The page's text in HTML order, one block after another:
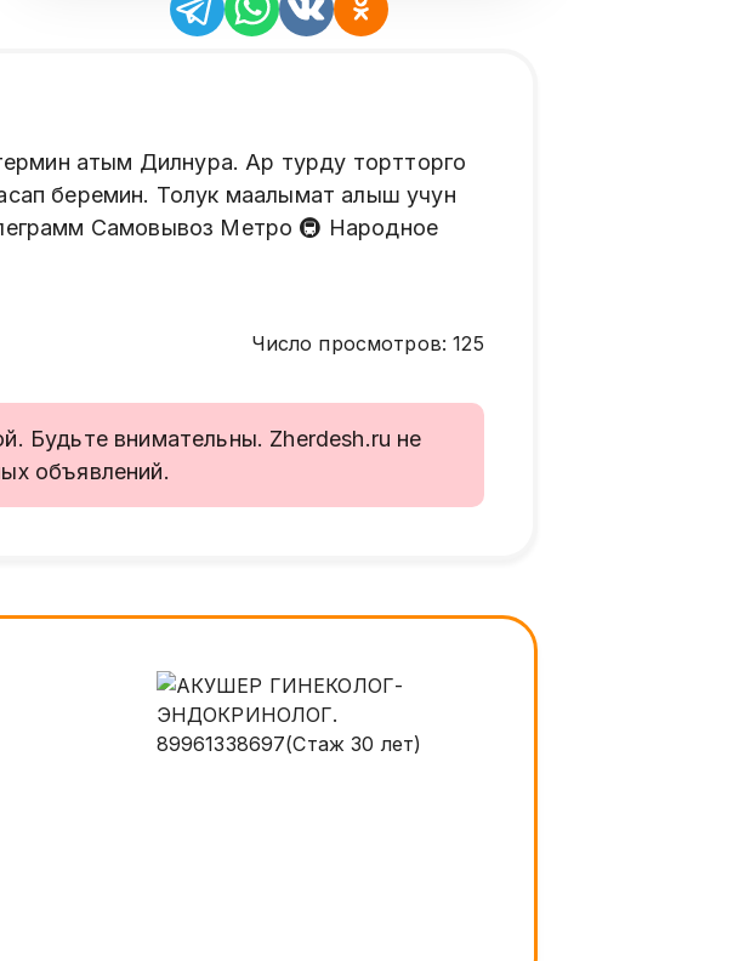
атым Дилнура. Ар турду тортторго
беремин. Толук маалымат алыш учун
Самовывоз Метро 🚇 Народное
Число просмотров:125
Будьте внимательны. Zherdesh.ru не
объявлений.